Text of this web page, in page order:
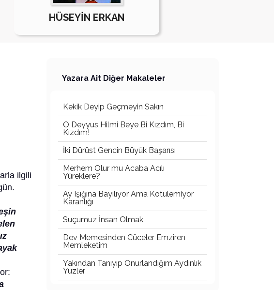
HÜSEYİN ERKAN
ilgili
Yazara Ait Diğer Makaleler
Kekik Deyip Geçmeyin Sakın
O Deyyus Hilmi Beye Bi Kızdım, Bi
Kızdım!
İki Dürüst Gencin Büyük Başarısı
Merhem Olur mu Acaba Acılı
Yüreklere?
Ay Işığına Bayılıyor Ama Kötülemiyor
Karanlığı
Suçumuz İnsan Olmak
Dev Memesinden Cüceler Emziren
Memleketim
Yakından Tanıyıp Onurlandığım Aydınlık
Yüzler